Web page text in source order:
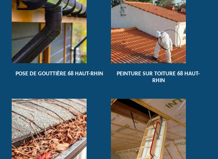
POSE DE GOUTTIÈRE 68 HAUT-RHIN
PEINTURE SUR TOITURE 68 HAUT-
RHIN